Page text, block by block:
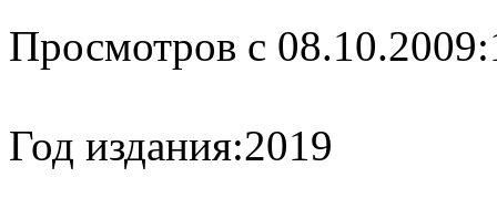
Просмотров с 08.10.2009:
Год издания:2019